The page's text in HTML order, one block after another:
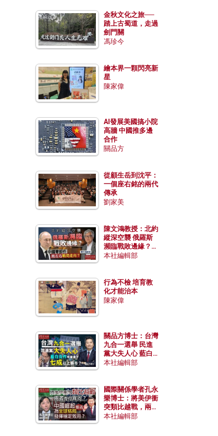
金秋文化之旅──
踏上古蜀道，走過
劍門關
馮珍今
繪本界一顆閃亮新
星
陳家偉
AI發展美國搞小院
高牆 中國推多邊
合作
關品方
從顧生岳到沈平：
一個座右銘的兩代
傳承
劉家美
陳文鴻教授：北約
縱深空襲 俄羅斯
瀕臨戰敗邊緣？中
國零部件能左右戰
本社編輯部
行為不檢 培育教
化才能治本
陳家偉
關品方博士：台灣
九合一選舉 民進
黨大失人心 藍白
合作有望拿下七成
本社編輯部
國際關係學者孔永
樂博士：將美伊衝
突類比越戰，兩者
有何異同？中國崛
本社編輯部